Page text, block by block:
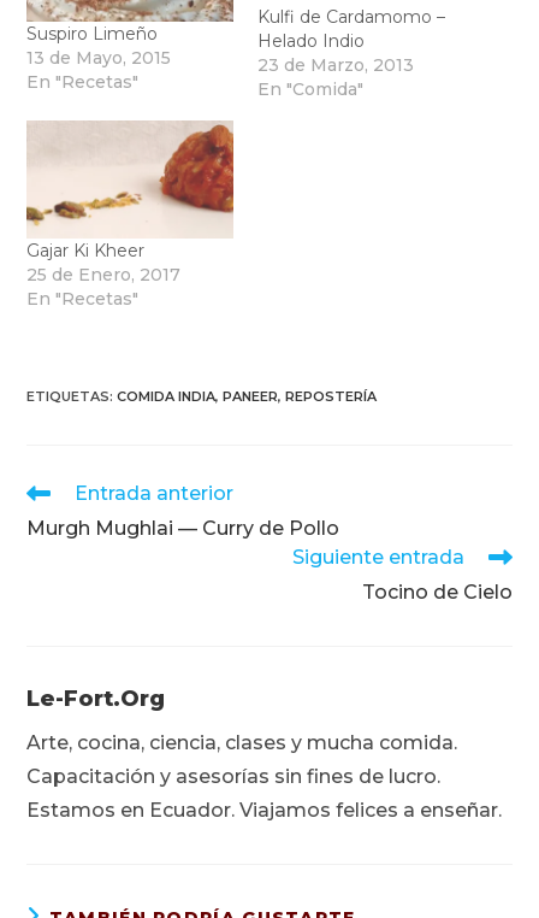
Suspiro Limeño
13 de Mayo, 2015
En "Recetas"
Kulfi de Cardamomo –
Helado Indio
23 de Marzo, 2013
En "Comida"
Gajar Ki Kheer
25 de Enero, 2017
En "Recetas"
ETIQUETAS:COMIDA INDIA, PANEER, REPOSTERÍA
Leer
artículos
Entrada anterior
Murgh Mughlai — Curry de Pollo
Siguiente entrada
Tocino de Cielo
Le-Fort.org
Arte, cocina, ciencia, clases y mucha comida.
Capacitación y asesorías sin fines de lucro.
Estamos en Ecuador. Viajamos felices a enseñar.